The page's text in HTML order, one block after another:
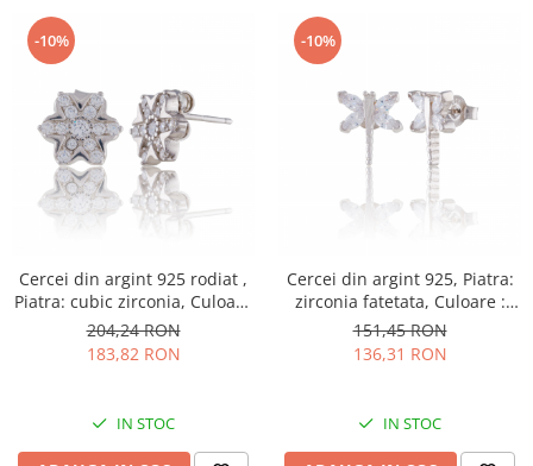
-10%
Cercei din argint 925 rodiat ,
Piatra: cubic zirconia, Culoare
: transparenta ,
204,24 RON
183,82 RON
IN STOC
-10%
Cercei din argint 925, Piatra:
zirconia fatetata, Culoare :
transparenta , Sonis Silver
151,45 RON
136,31 RON
IN STOC